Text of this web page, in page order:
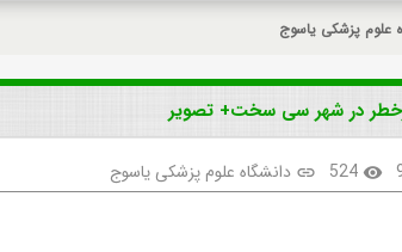
علوم پزشکی یاسوج
در شهر سی سخت+ تصویر
visibility
524
link دانشگاه علوم پزشکی یاسوج